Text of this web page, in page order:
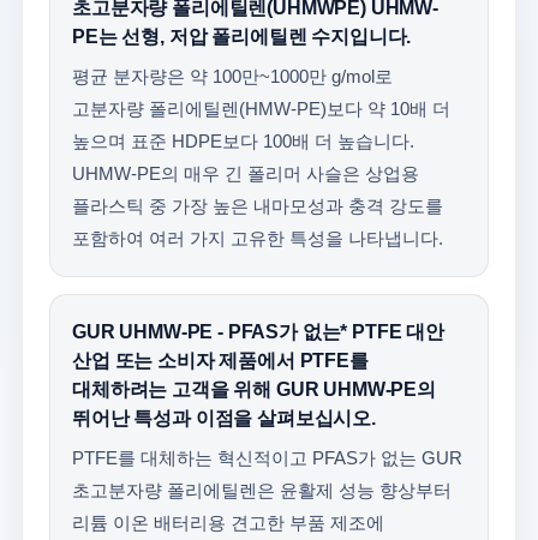
초고분자량 폴리에틸렌(UHMWPE) UHMW-
PE는 선형, 저압 폴리에틸렌 수지입니다.
평균 분자량은 약 100만~1000만 g/mol로
고분자량 폴리에틸렌(HMW-PE)보다 약 10배 더
높으며 표준 HDPE보다 100배 더 높습니다.
UHMW-PE의 매우 긴 폴리머 사슬은 상업용
플라스틱 중 가장 높은 내마모성과 충격 강도를
포함하여 여러 가지 고유한 특성을 나타냅니다.
GUR UHMW-PE - PFAS가 없는* PTFE 대안
산업 또는 소비자 제품에서 PTFE를
대체하려는 고객을 위해 GUR UHMW-PE의
뛰어난 특성과 이점을 살펴보십시오.
PTFE를 대체하는 혁신적이고 PFAS가 없는 GUR
초고분자량 폴리에틸렌은 윤활제 성능 향상부터
리튬 이온 배터리용 견고한 부품 제조에